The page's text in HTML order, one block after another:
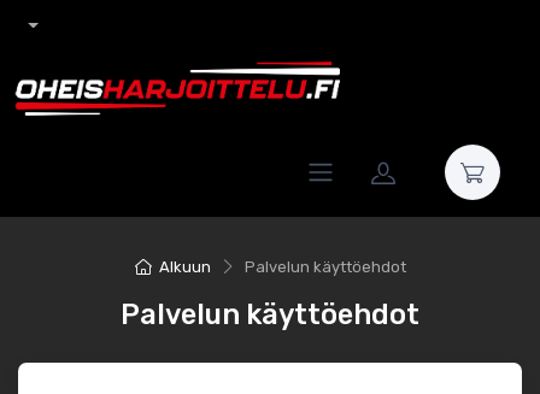
Alkuun Palvelun käyttöehdot
Palvelun käyttöehdot